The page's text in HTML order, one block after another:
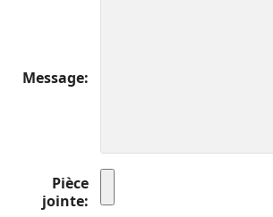
Message
Pièce
jointe